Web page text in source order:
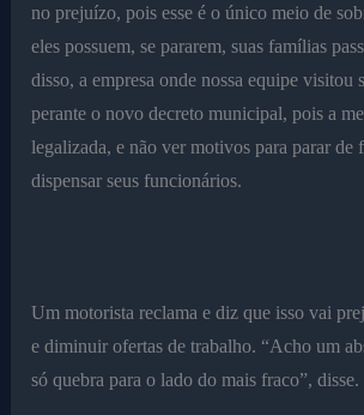
no prejuízo, pois esse é o único meio de
eles possuem, se pararem, suas famílias
disso, a empresa onde nossa equipe visitou
perante o novo decreto municipal, pois a
legalizada, e não ver motivos para parar de
dispensar seus funcionários.
Um motorista reclama e diz que isso vai
e diminuir ofertas de trabalho. “Acho um
só quebra para o lado do mais fraco”, disse.